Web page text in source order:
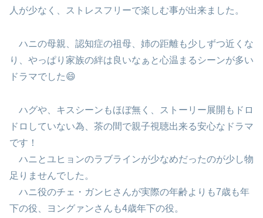
人が少なく、ストレスフリーで楽しむ事が出来ました。
ハニの母親、認知症の祖母、姉の距離も少しずつ近くな
り、やっぱり家族の絆は良いなぁと心温まるシーンが多い
ドラマでした😄
ハグや、キスシーンもほぼ無く、ストーリー展開もドロ
ドロしていない為、茶の間で親子視聴出来る安心なドラマ
です！
ハニとユヒョンのラブラインが少なめだったのが少し物
足りませんでした。
ハニ役のチェ・ガンヒさんが実際の年齢よりも7歳も年
下の役、ヨングァンさんも4歳年下の役。